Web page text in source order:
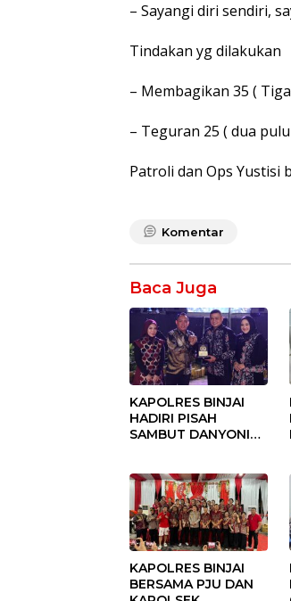
– Sayangi diri sendiri,
Tindakan yg dilakukan
– Membagikan 35 (
– Teguran 25 ( dua
Patroli dan Ops Yustisi
Komentar
Baca Juga
KAPOLRES BINJAI
HADIRI PISAH
SAMBUT DANYONIF
POLRI
KAPOLRES BINJAI
BERSAMA PJU DAN